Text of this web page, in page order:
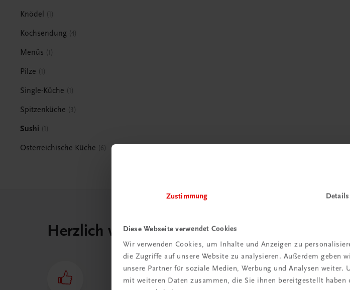
Zustimmung Details
Diese Webseite verwendet Cookies
Wir verwenden Cookies, um Inhalte und Anzeigen zu
die Zugriffe auf unsere Website zu analysieren. Außerdem geben
unsere Partner für soziale Medien, Werbung und Analysen
mit weiteren Daten zusammen, die Sie ihnen bereitgestellt
Knödel 1
Kochsendung 4
Menüs 1
Pilze 1
Single-Küche 1
Spitzenküche 3
Sushi 1
Österreichische Küche 6
Herzlich willkommen bei TRAUNER!